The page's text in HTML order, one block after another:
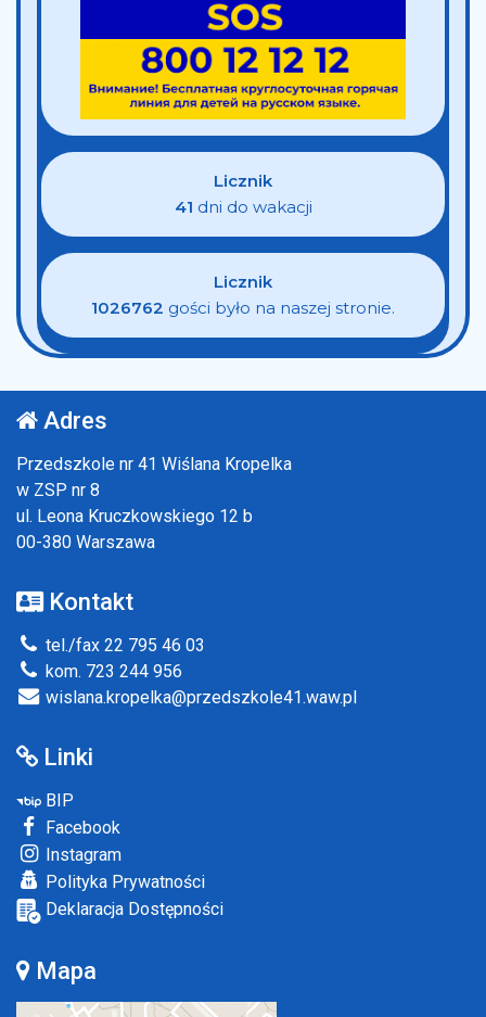
Licznik
41 dni do wakacji
Licznik
1026762 gości było na naszej stronie.
Adres
Przedszkole nr 41 Wiślana Kropelka
w ZSP nr 8
ul. Leona Kruczkowskiego 12 b
00-380 Warszawa
Kontakt
tel./fax 22 795 46 03
kom. 723 244 956
wislana.kropelka@przedszkole41.waw.pl
Linki
BIP
Facebook
Instagram
Polityka Prywatności
Deklaracja Dostępności
Mapa